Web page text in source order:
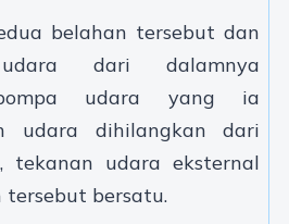
belahan tersebut dan
udara dari dalamnya
pompa udara yang ia
udara dihilangkan dari
tekanan udara eksternal
tersebut bersatu.